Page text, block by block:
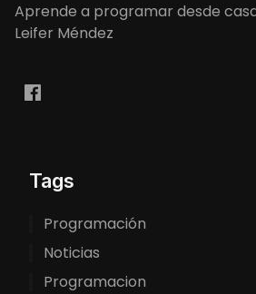
Aprende a programar desde
Leifer Méndez
Tags
Programación
Noticias
Programacion